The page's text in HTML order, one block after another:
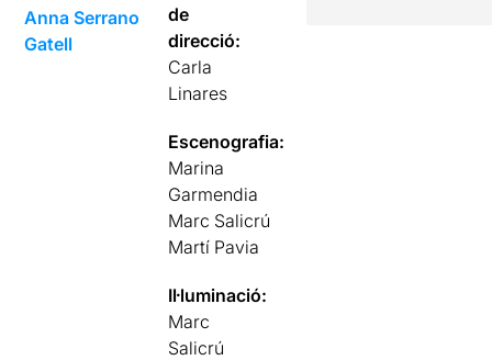
Anna Serrano
Gatell
de
direcció:
Carla
Linares
Escenografia:
Marina
Garmendia
Marc Salicrú
Martí Pavia
Il·luminació:
Marc
Salicrú